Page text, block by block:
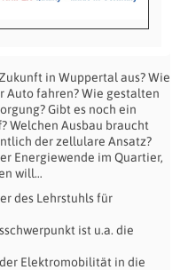
in Wuppertal aus? Wie
Auto fahren? Wie gestalten
Gibt es noch ein
Welchen Ausbau braucht
der zellulare Ansatz?
Energiewende im Quartier,
will…
des Lehrstuhls für
ist u.a. die
Elektromobilität in die